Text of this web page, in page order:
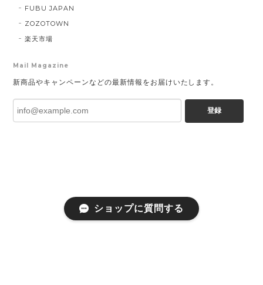
FUBU JAPAN
ZOZOTOWN
楽天市場
Mail Magazine
新商品やキャンペーンなどの最新情報をお届けいたします。
登録
ショップに質問する